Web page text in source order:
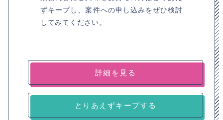
ずキープし、案件への申し込みをぜひ検討
してみてください。
詳細を見る
とりあえずキープする